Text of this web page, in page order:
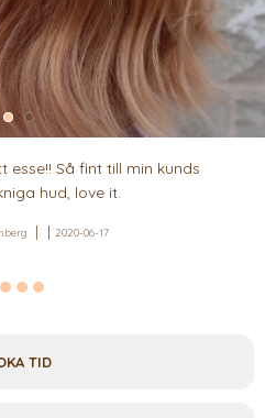
esse!! Så fint till min kunds
hud, love it.
2020-06-17
TID